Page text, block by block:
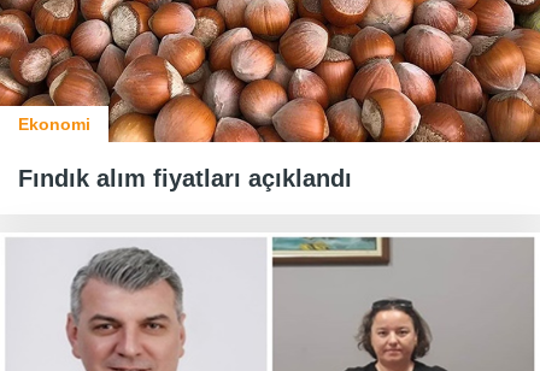
Ekonomi
Fındık alım fiyatları açıklandı